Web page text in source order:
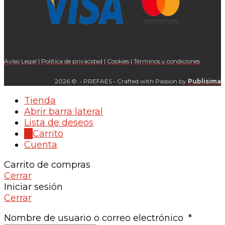
Aviso Legal | Política de privacidad | Cookies | Términos y condiciones
2026 © • PREFAES • Crafted with Passion by Publisima
Tienda
Abrir barra lateral
Lista de deseos
Carrito
Cuenta
Carrito de compras
Cerrar
Iniciar sesión
Cerrar
Nombre de usuario o correo electrónico *